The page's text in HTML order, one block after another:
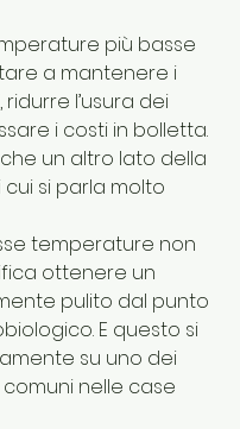
più basse
a mantenere i
ridurre l’usura dei
i costi in bolletta.
un altro lato della
si parla molto
temperature non
ottenere un
pulito dal punto
E questo si
su uno dei
nelle case